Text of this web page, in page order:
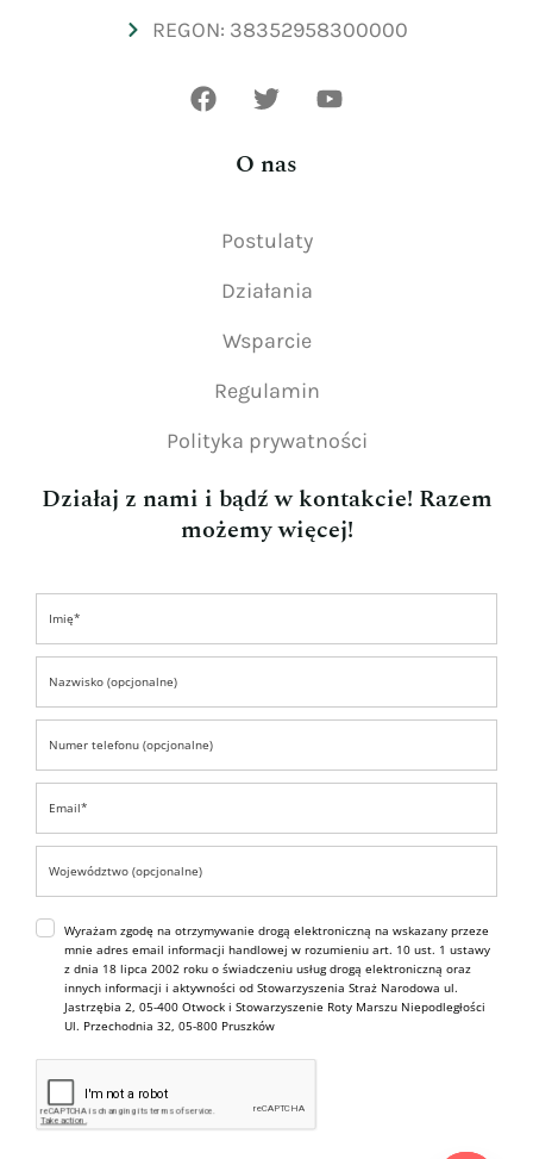
REGON: 38352958300000
O nas
Postulaty
Działania
Wsparcie
Regulamin
Polityka prywatności
Działaj z nami i bądź w kontakcie! Razem
możemy więcej!
Wyrażam zgodę na otrzymywanie drogą elektroniczną na wskazany przeze
mnie adres email informacji handlowej w rozumieniu art. 10 ust. 1 ustawy
z dnia 18 lipca 2002 roku o świadczeniu usług drogą elektroniczną oraz
innych informacji i aktywności od Stowarzyszenia Straż Narodowa ul.
Jastrzębia 2, 05-400 Otwock i Stowarzyszenie Roty Marszu Niepodległości
Ul. Przechodnia 32, 05-800 Pruszków